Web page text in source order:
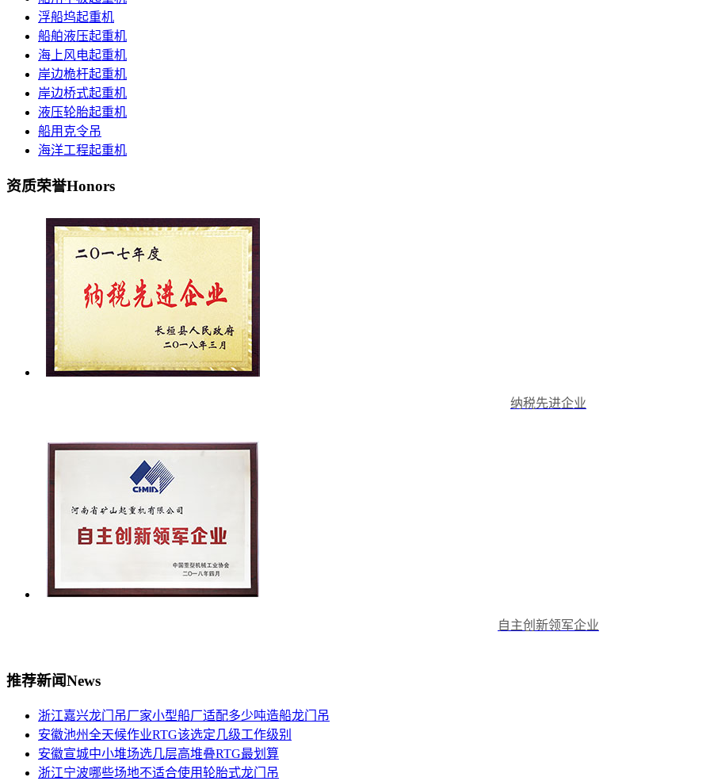
浮船坞起重机
船舶液压起重机
海上风电起重机
岸边桅杆起重机
岸边桥式起重机
液压轮胎起重机
船用克令吊
海洋工程起重机
资质荣誉Honors
纳税先进企业
自主创新领军企业
推荐新闻News
浙江嘉兴龙门吊厂家小型船厂适配多少吨造船龙门吊
安徽池州全天候作业RTG该选定几级工作级别
安徽宣城中小堆场选几层高堆叠RTG最划算
浙江宁波哪些场地不适合使用轮胎式龙门吊